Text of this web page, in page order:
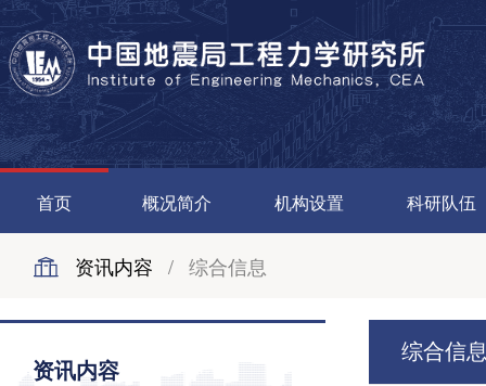
首页 概况简介 机构设置 科研队伍
资讯内容 / 综合信息
资讯内容
综合信